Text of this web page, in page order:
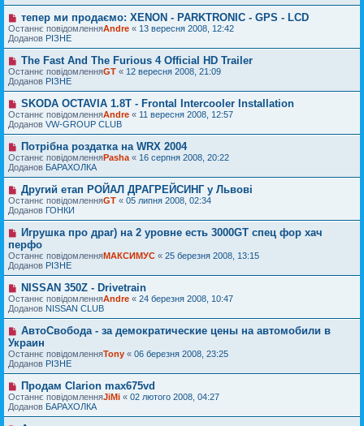
е
н
я
д
о
м
л
е
н
я
е
в
і
д
м
л
е
н
н
я
Н
о
в
е
п
в
і
д
о
м
л
е
н
н
я
тепер ми продаємо: XENON - PARKTRONIC - GPS - LCD
Останнє повідомленняAndre « 13 вересня 2008, 12:42
Доданов РІЗНЕ
Н
о
в
е
п
о
в
і
д
м
л
е
н
я
The Fast And The Furious 4 Official HD Trailer
Останнє повідомленняGT « 12 вересня 2008, 21:09
Доданов РІЗНЕ
Н
о
в
е
п
о
в
і
д
о
м
л
е
н
н
я
SKODA OCTAVIA 1.8T - Frontal Intercooler Installation
Останнє повідомленняAndre « 11 вересня 2008, 12:57
Доданов VW-GROUP CLUB
Н
о
в
е
о
в
і
д
м
л
е
н
н
я
Потрібна роздатка на WRX 2004
Останнє повідомленняPasha « 16 серпня 2008, 20:22
Доданов БАРАХОЛКА
Н
о
в
е
п
о
в
і
д
о
м
л
е
н
я
Другий етап РОЙАЛ ДРАГРЕЙСИНГ у Львові
Останнє повідомленняGT « 05 липня 2008, 02:34
Доданов ГОНКИ
Н
о
в
е
п
в
і
д
о
м
л
е
н
н
Игрушка про драг) на 2 уровне есть 3000GT спец фор хач
перфо
Останнє повідомленняМАКСИМУС « 25 березня 2008, 13:15
Доданов РІЗНЕ
Н
о
в
е
о
в
і
д
о
м
л
е
н
NISSAN 350Z - Drivetrain
Останнє повідомленняAndre « 24 березня 2008, 10:47
Доданов NISSAN CLUB
Н
о
в
е
п
в
і
д
о
АвтоСвобода - за демократические цены на автомобили в
Украин
Останнє повідомленняTony « 06 березня 2008, 23:25
Доданов РІЗНЕ
Н
о
в
е
Продам Clarion max675vd
Останнє повідомленняJiMi « 02 лютого 2008, 04:27
Доданов БАРАХОЛКА